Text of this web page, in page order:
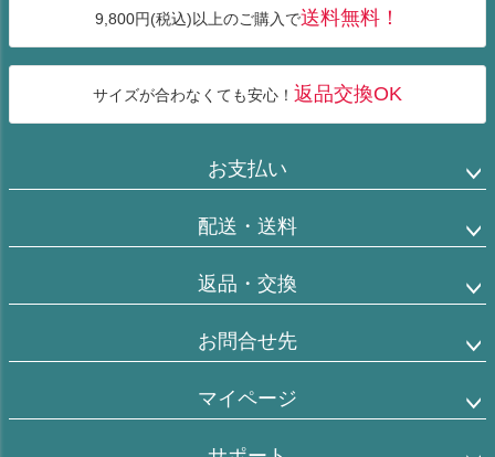
9,800円(税込)以上のご購入で送料無料！
サイズが合わなくても安心！ 返品交換OK
お支払い
配送・送料
返品・交換
お問合せ先
マイページ